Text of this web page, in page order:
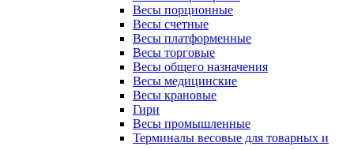
Весы порционные
Весы счетные
Весы платформенные
Весы торговые
Весы общего назначения
Весы медицинские
Весы крановые
Гири
Весы промышленные
Терминалы весовые для товарных и